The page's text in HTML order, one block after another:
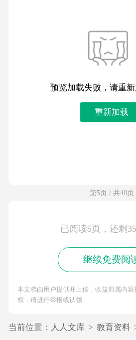
预览加载失败，请重
重新加载
第5页 / 共40页
已阅读5页，还剩
继续免费阅
本文档由用户提供并上传，收益归属内
权，请进行举报或认领
当前位置： 人人文库 > 教育资料